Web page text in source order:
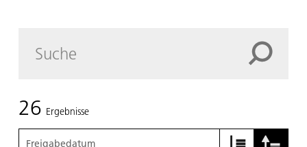
26 Ergebnisse
Freigabedatum